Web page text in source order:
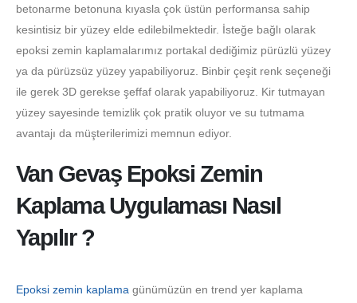
betonarme betonuna kıyasla çok üstün performansa sahip
kesintisiz bir yüzey elde edilebilmektedir. İsteğe bağlı olarak
epoksi zemin kaplamalarımız portakal dediğimiz pürüzlü yüzey
ya da pürüzsüz yüzey yapabiliyoruz. Binbir çeşit renk seçeneği
ile gerek 3D gerekse şeffaf olarak yapabiliyoruz. Kir tutmayan
yüzey sayesinde temizlik çok pratik oluyor ve su tutmama
avantajı da müşterilerimizi memnun ediyor.
Van Gevaş Epoksi Zemin
Kaplama Uygulaması Nasıl
Yapılır ?
Epoksi zemin kaplama günümüzün en trend yer kaplama